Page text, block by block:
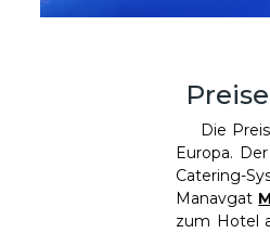
Die
Europa.
Catering-
Manavgat
zum Hotel